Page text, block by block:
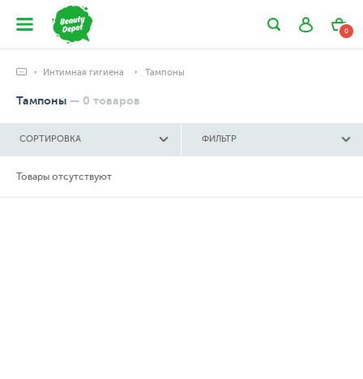
0
Интимная гигиена Тампоны
Тампоны — 0 товаров
СОРТИРОВКА ФИЛЬТР
Товары отсутствуют